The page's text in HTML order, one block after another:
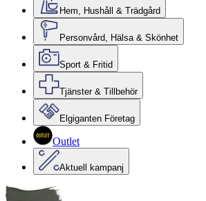
Hem, Hushåll & Trädgård
Personvård, Hälsa & Skönhet
Sport & Fritid
Tjänster & Tillbehör
Elgiganten Företag
Outlet
Aktuell kampanj